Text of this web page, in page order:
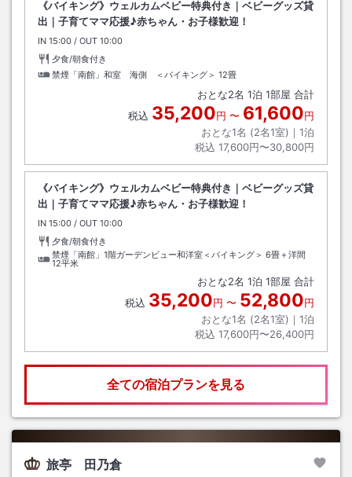
《バイキング》ウェルカムベビー特典付き｜ベビーグッズ貸
出｜子育てママ応援♪赤ちゃん・お子様歓迎！
IN チェックイン
15:00 / OUT チェックアウト
10:00
夕食/朝食付き
禁煙「南館」和室 海側 ＜バイキング＞ 12畳
おとな2名 1泊 1部屋 合計
税込 35,200円 〜 61,600円
おとな1名 (2名1室)｜ 1泊
税込 17,600円〜30,800円
《バイキング》ウェルカムベビー特典付き｜ベビーグッズ貸
出｜子育てママ応援♪赤ちゃん・お子様歓迎！
IN チェックイン
15:00 / OUT チェックアウト
10:00
夕食/朝食付き
禁煙「南館」1階ガーデンビュー和洋室＜バイキング＞ 6畳＋洋間
12平米
おとな2名 1泊 1部屋 合計
税込 35,200円 〜 52,800円
おとな1名 (2名1室)｜ 1泊
税込 17,600円〜26,400円
全ての宿泊プランを見る
旅亭 田乃倉